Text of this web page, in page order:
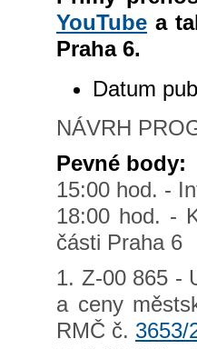
YouTube a
Praha 6.
Datum
NÁVRH
Pevné body:
15:00 hod. -
18:00 hod. -
části Praha 6
1. Z-00 865 -
a ceny
RMČ č. 3653/